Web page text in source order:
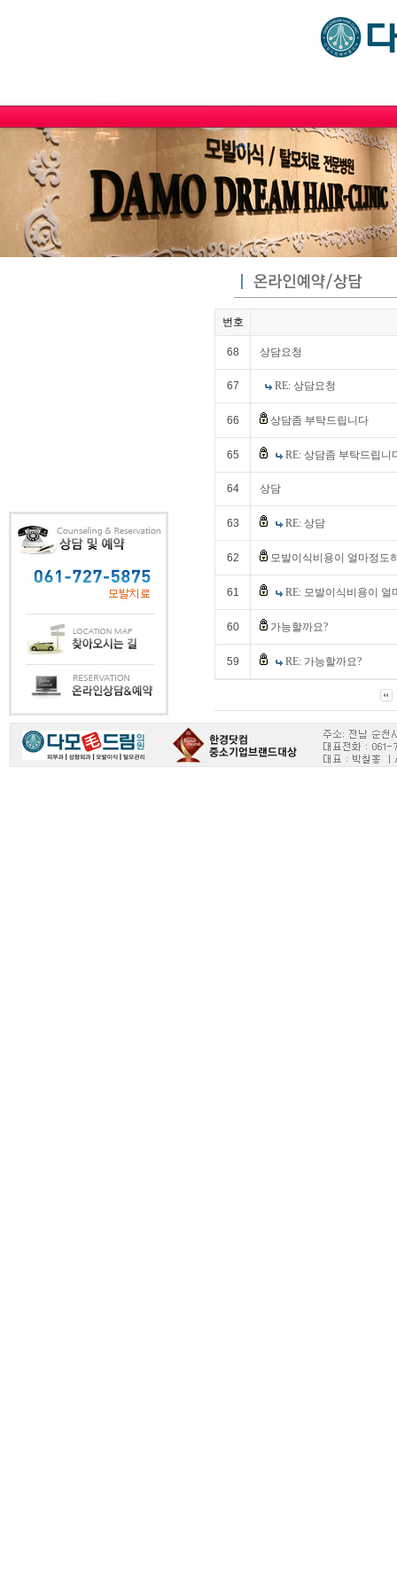
번호
68 상담요청
67 RE: 상담요청
66 상담좀 부탁드립니다
65 RE: 상담좀 부탁드립니
64 상담
63 RE: 상담
62 모발이식비용이 얼마정도
61 RE: 모발이식비용이 얼
60 가능할까요?
59 RE: 가능할까요?